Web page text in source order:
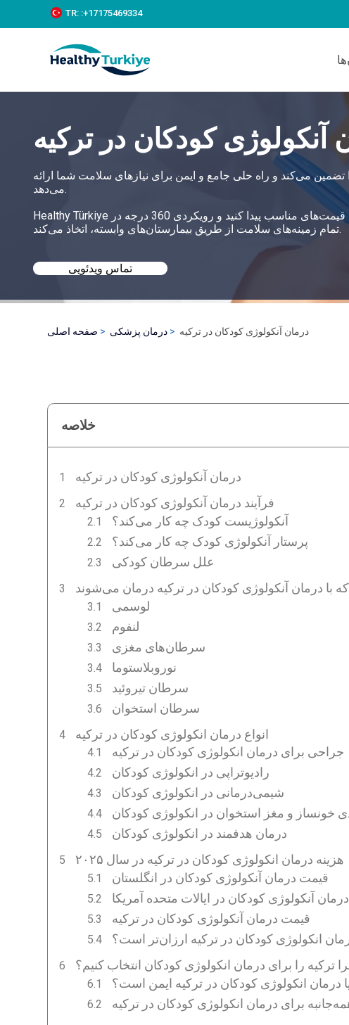
k
c
TR: :+‪17175469334‬
آنکولوژی کودکان در ترکیه
تضمین می‌کند و راه حلی جامع و ایمن برای نیازهای سلامت شما ارائه
می‌دهد.
Healthy Türkiye به شما کمک می‌کند تا بهترین درمان آنکولوژی کودکان در ترکیه را با قیمت‌های مناسب پیدا کنید و رویکردی 360 درجه در
تمام زمینه‌های سلامت از طریق بیمارستان‌های وابسته، اتخاذ می‌کند.
تماس ویدئویی
صفحه اصلی درمان پزشکی درمان آنکولوژی کودکان در ترکیه
خلاصه
درمان آنکولوژی کودکان در ترکیه
فرآیند درمان آنکولوژی کودکان در ترکیه
آنکولوژیست کودک چه کار می‌کند؟
پرستار آنکولوژی کودک چه کار می‌کند؟
علل سرطان کودکی
با درمان آنکولوژی کودکان در ترکیه درمان می‌شوند
لوسمی
لنفوم
سرطان‌های مغزی
نوروبلاستوما
سرطان تیروئید
سرطان استخوان
انواع درمان انکولوژی کودکان در ترکیه
جراحی برای درمان انکولوژی کودکان در ترکیه
رادیوتراپی در انکولوژی کودکان
شیمی‌درمانی در انکولوژی کودکان
خونساز و مغز استخوان در انکولوژی کودکان
درمان هدفمند در انکولوژی کودکان
هزینه درمان انکولوژی کودکان در ترکیه در سال ۲۰۲۵
قیمت درمان آنکولوژی کودکان در انگلستان
آنکولوژی کودکان در ایالات متحده آمریکا
قیمت درمان آنکولوژی کودکان در ترکیه
انکولوژی کودکان در ترکیه ارزان‌تر است؟
ترکیه را برای درمان انکولوژی کودکان انتخاب کنیم؟
درمان انکولوژی کودکان در ترکیه ایمن است؟
برای درمان انکولوژی کودکان در ترکیه